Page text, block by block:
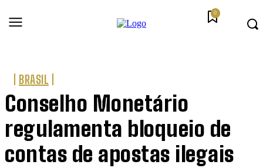
0
BRASIL
Conselho Monetário
regulamenta bloqueio de
contas de apostas ilegais